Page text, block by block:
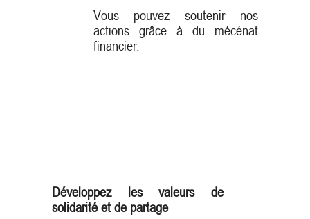
Vous pouvez soutenir nos
actions grâce à du mécénat
financier.
Développez les valeurs de
solidarité et de partage